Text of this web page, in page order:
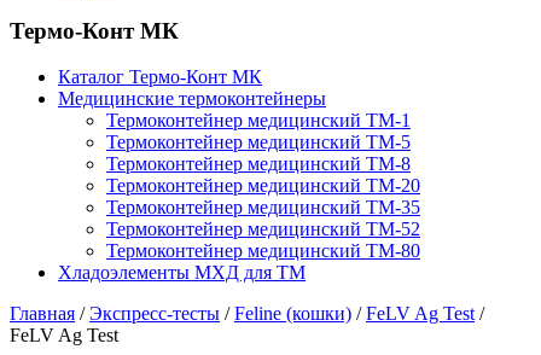
Термо-Конт МК
Каталог Термо-Конт МК
Медицинские термоконтейнеры
Термоконтейнер медицинский ТМ-1
Термоконтейнер медицинский ТМ-5
Термоконтейнер медицинский ТМ-8
Термоконтейнер медицинский ТМ-20
Термоконтейнер медицинский ТМ-35
Термоконтейнер медицинский ТМ-52
Термоконтейнер медицинский ТМ-80
Хладоэлементы МХД для ТМ
Главная /Экспресс-тесты /Feline (кошки) /FeLV Ag Test /
FeLV Ag Test